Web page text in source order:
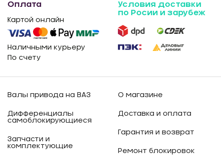
Оплата
Картой онлайн
Наличными курьеру
По счету
Условия доставки
по Росии и зарубеж
Валы привода на ВАЗ
Дифференциалы
самоблокирующиеся
Запчасти и
комплектующие
О магазине
Доставка и оплата
Гарантия и возврат
Ремонт блокировок